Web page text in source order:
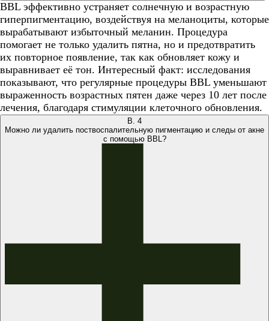
BBL эффективно устраняет солнечную и возрастную
гиперпигментацию, воздействуя на меланоциты, которые
вырабатывают избыточный меланин. Процедура
помогает не только удалить пятна, но и предотвратить
их повторное появление, так как обновляет кожу и
выравнивает её тон. Интересный факт: исследования
показывают, что регулярные процедуры BBL уменьшают
выраженность возрастных пятен даже через 10 лет после
лечения, благодаря стимуляции клеточного обновления.
В. 4
Можно ли удалить поствоспалительную пигментацию и следы от акне
с помощью BBL?